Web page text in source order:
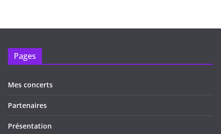
Pages
Mes concerts
Partenaires
Présentation